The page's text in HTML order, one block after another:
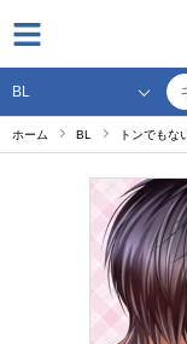
ホーム BL トンでもな